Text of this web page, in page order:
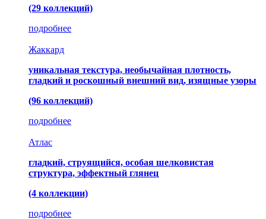
(29 коллекций)
подробнее
Жаккард
уникальная текстура, необычайная плотность,
гладкий и роскошный внешний вид, изящные узоры
(96 коллекций)
подробнее
Атлас
гладкий, струящийся, особая шелковистая
структура, эффектный глянец
(4 коллекции)
подробнее